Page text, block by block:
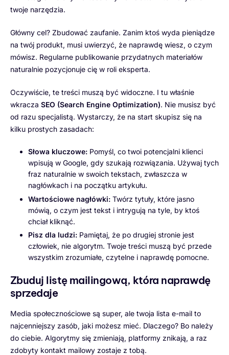
twoje narzędzia.
Główny cel? Zbudować zaufanie. Zanim ktoś wyda pieniądze
na twój produkt, musi uwierzyć, że naprawdę wiesz, o czym
mówisz. Regularne publikowanie przydatnych materiałów
naturalnie pozycjonuje cię w roli eksperta.
Oczywiście, te treści muszą być widoczne. I tu właśnie
wkracza SEO (Search Engine Optimization). Nie musisz być
od razu specjalistą. Wystarczy, że na start skupisz się na
kilku prostych zasadach:
Słowa kluczowe: Pomyśl, co twoi potencjalni klienci
wpisują w Google, gdy szukają rozwiązania. Używaj tych
fraz naturalnie w swoich tekstach, zwłaszcza w
nagłówkach i na początku artykułu.
Wartościowe nagłówki: Twórz tytuły, które jasno
mówią, o czym jest tekst i intrygują na tyle, by ktoś
chciał kliknąć.
Pisz dla ludzi: Pamiętaj, że po drugiej stronie jest
człowiek, nie algorytm. Twoje treści muszą być przede
wszystkim zrozumiałe, czytelne i naprawdę pomocne.
Zbuduj listę mailingową, która naprawdę
sprzedaje
Media społecznościowe są super, ale twoja lista e-mail to
najcenniejszy zasób, jaki możesz mieć. Dlaczego? Bo należy
do ciebie. Algorytmy się zmieniają, platformy znikają, a raz
zdobyty kontakt mailowy zostaje z tobą.